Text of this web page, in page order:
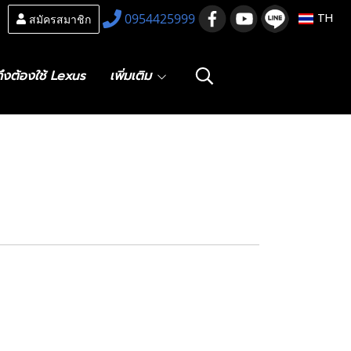
สมัครสมาชิก 0954425999 TH
งต้องใช้ Lexus เพิ่มเติม